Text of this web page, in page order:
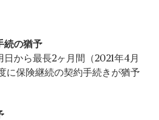
続の猶予
日から最長2ヶ月間（2021年4月
に保険継続の契約手続きが猶予